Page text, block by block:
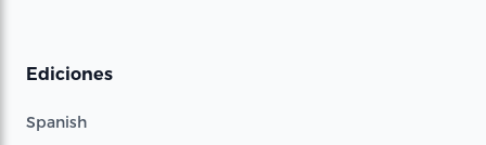
Ediciones
Spanish